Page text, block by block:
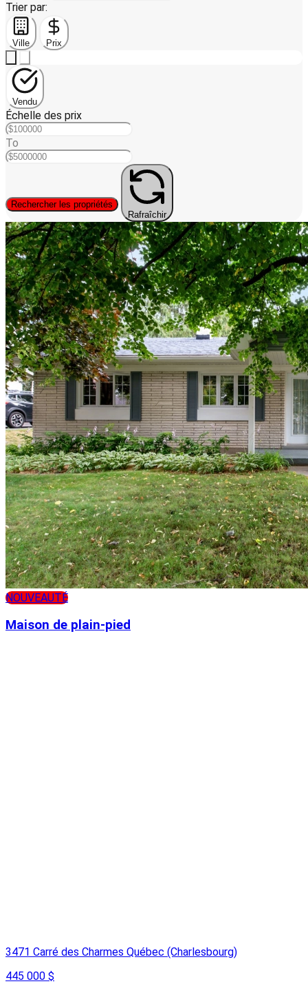
Trier par:
Ville Prix
Vendu
Échelle des prix
To
Rechercher les propriétés
Rafraîchir
NOUVEAUTÉ
Maison de plain-pied
3471 Carré des Charmes Québec (Charlesbourg)
445 000 $